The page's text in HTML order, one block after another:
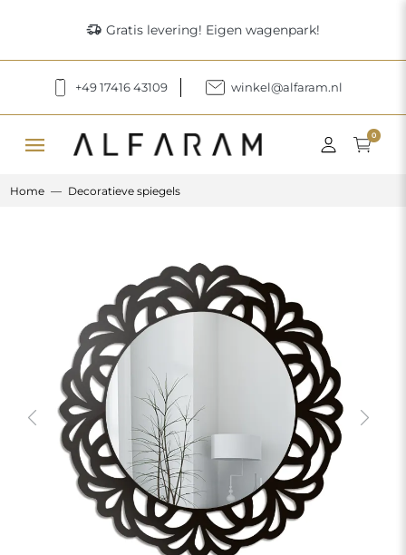
delivery_truck_speed Gratis levering! Eigen wagenpark!
+49 17416 43109 winkel@alfaram.nl
menu 0
Home Decoratieve spiegels
Previous Next